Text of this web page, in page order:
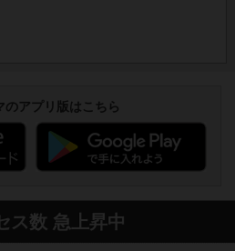
のアプリ版はこちら
ス数 急上昇中